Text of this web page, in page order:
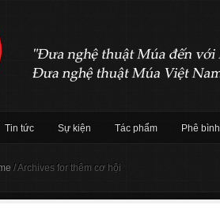
Tin tức Sự kiện Tác phẩm Phê bình
/Archives for thêm cơ hội